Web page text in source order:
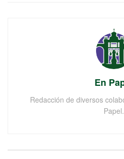
En
Redacción de diversos
Papel.